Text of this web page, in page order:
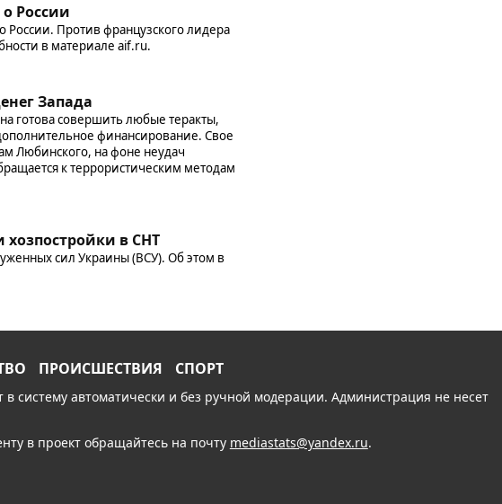
России
России. Против французского лидера
в материале aif.ru.
Запада
готова совершить любые теракты,
финансирование. Свое
Любинского, на фоне неудач
к террористическим методам
хозпостройки в СНТ
сил Украины (ВСУ). Об этом в
ПРОИСШЕСТВИЯ СПОРТ
систему автоматически и без ручной модерации. Администрация не несет
в проект обращайтесь на почту mediastats@yandex.ru.